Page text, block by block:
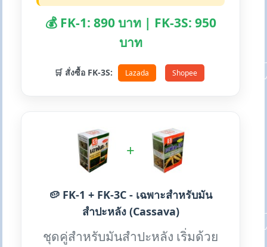
💰 FK-1: 890 บาท | FK-3S: 950
บาท
🛒 สั่งซื้อ FK-3S: Lazada Shopee
+
🥔 FK-1 + FK-3C - เฉพาะสำหรับมัน
สำปะหลัง (Cassava)
ชุดคู่สำหรับมันสำปะหลัง เริ่มด้วย